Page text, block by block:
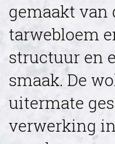
gemaakt van
tarwebloem
structuur en
smaak. De
uitermate
verwerking